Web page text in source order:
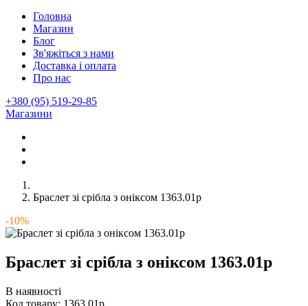
Головна
Магазин
Блог
Зв'яжіться з нами
Доставка і оплата
Про нас
+380 (95) 519-29-85
Магазини
Браслет зі срібла з оніксом 1363.01р
-10%
Браслет зі срібла з оніксом 1363.01р
В наявності